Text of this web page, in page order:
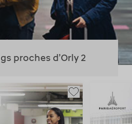
proches d'Orly 2